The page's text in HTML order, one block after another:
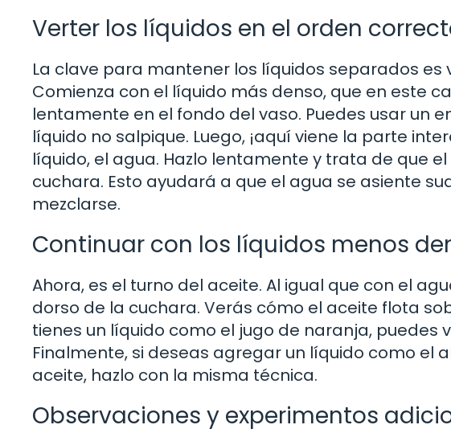
Verter los líquidos en el orden
La clave para mantener los líquidos separados es
Comienza con el líquido más denso, que en este
lentamente en el fondo del vaso. Puedes usar un
líquido no salpique. Luego, ¡aquí viene la parte
líquido, el agua. Hazlo lentamente y trata de que
cuchara. Esto ayudará a que el agua se asiente
mezclarse.
Continuar con los líquidos menos
Ahora, es el turno del aceite. Al igual que con el
dorso de la cuchara. Verás cómo el aceite flota
tienes un líquido como el jugo de naranja, puedes
Finalmente, si deseas agregar un líquido como el
aceite, hazlo con la misma técnica.
Observaciones y experimentos